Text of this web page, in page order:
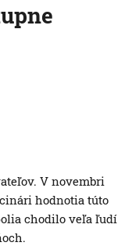
V novembri
hodnotia túto
chodilo veľa ľudí